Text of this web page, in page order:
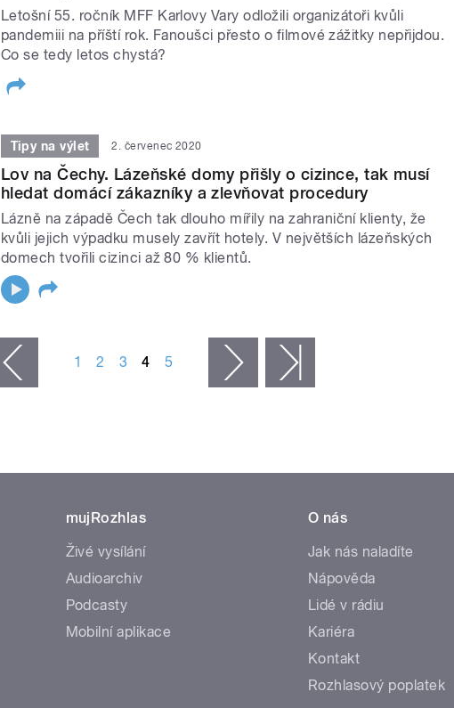
Letošní 55. ročník MFF Karlovy Vary odložili organizátoři kvůli
pandemiii na příští rok. Fanoušci přesto o filmové zážitky nepřijdou.
Co se tedy letos chystá?
Tipy na výlet 2. červenec 2020
Lov na Čechy. Lázeňské domy přišly o cizince, tak musí
hledat domácí zákazníky a zlevňovat procedury
Lázně na západě Čech tak dlouho mířily na zahraniční klienty, že
kvůli jejich výpadku musely zavřít hotely. V největších lázeňských
domech tvořili cizinci až 80 % klientů.
1 2 3 4 5 následující ›
mujRozhlas
Živé vysílání
Audioarchiv
Podcasty
Mobilní aplikace
O nás
Jak nás naladíte
Nápověda
Lidé v rádiu
Kariéra
Kontakt
Rozhlasový poplatek